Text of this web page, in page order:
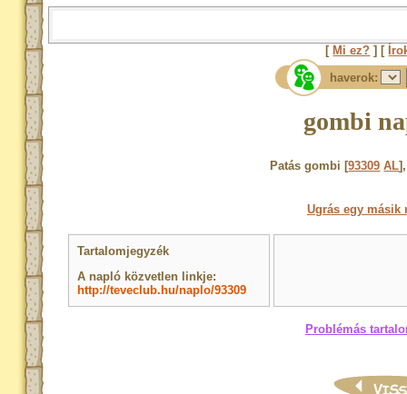
[ Mi ez? ] [
haverok:
gombi
Patás gombi [93309 AL
Ugrás egy másik
Tartalomjegyzék
A napló közvetlen linkje:
http://teveclub.hu/naplo/93309
Problémás